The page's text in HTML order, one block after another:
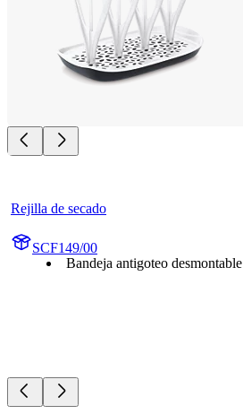
Rejilla de secado
SCF149/00
Bandeja antigoteo desmontable